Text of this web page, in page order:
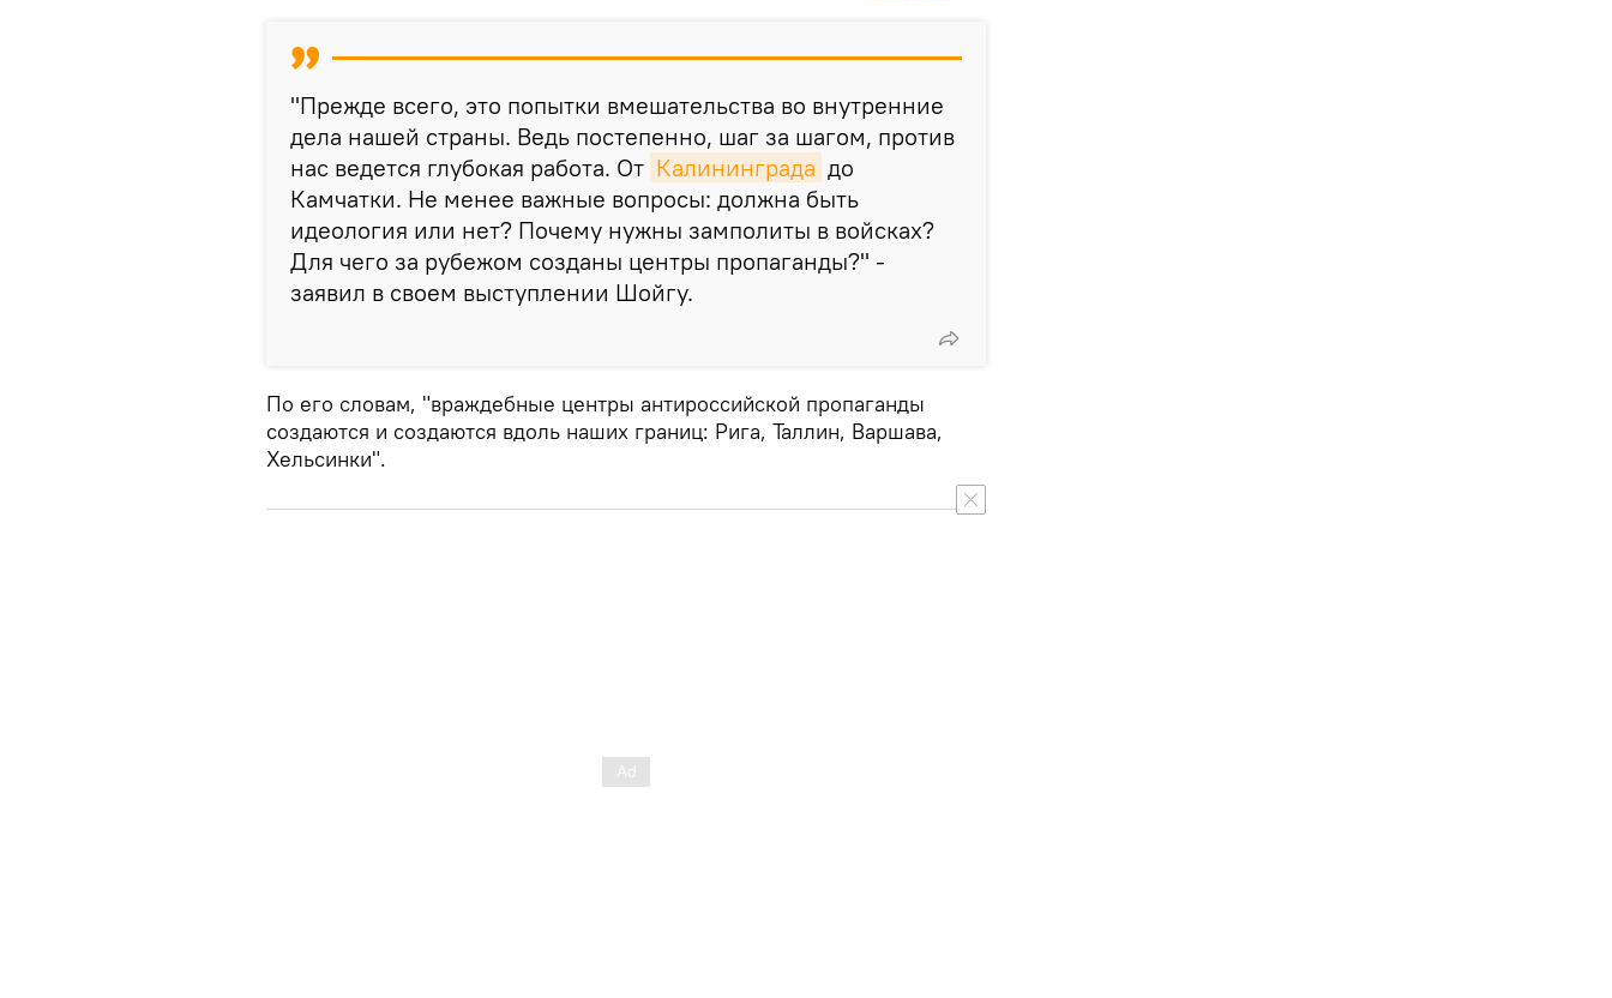
"Прежде всего, это попытки вмешательства во внутренние
дела нашей страны. Ведь постепенно, шаг за шагом, против
нас ведется глубокая работа. От Калининграда до
Камчатки. Не менее важные вопросы: должна быть
идеология или нет? Почему нужны замполиты в войсках?
Для чего за рубежом созданы центры пропаганды?" -
заявил в своем выступлении Шойгу.
По его словам, "враждебные центры антироссийской пропаганды
создаются и создаются вдоль наших границ: Рига, Таллин, Варшава,
Хельсинки".